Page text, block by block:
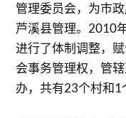
管理委员会，为市
芦溪县管理。2010
进行了体制调整，
会事务管理权，管
办，共有23个村和1